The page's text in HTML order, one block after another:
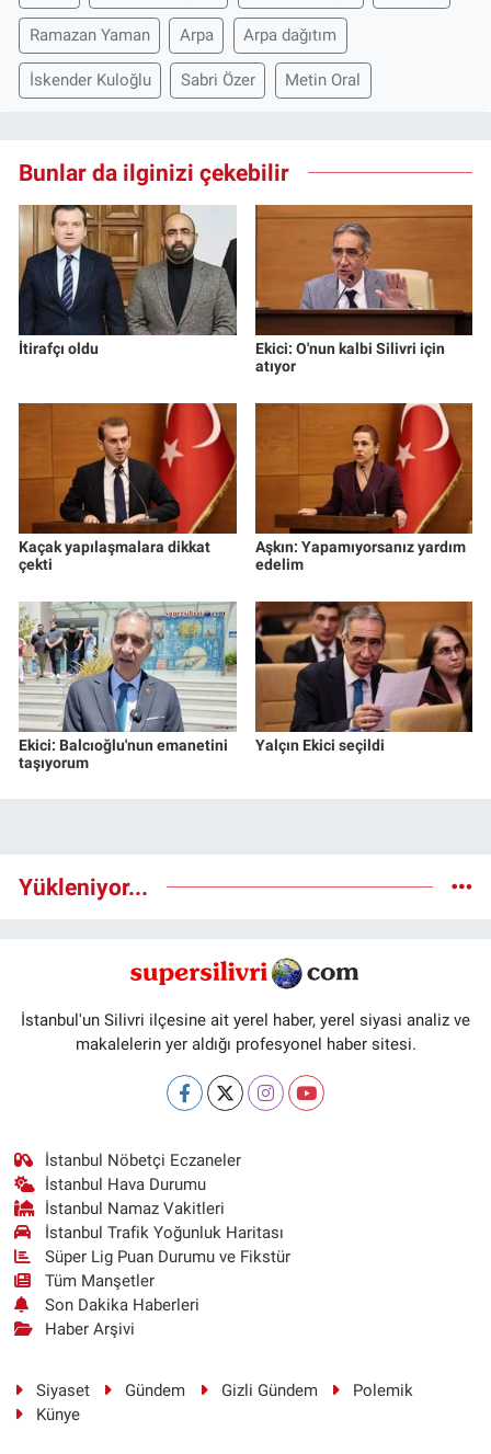
Ramazan Yaman Arpa Arpa dağıtım
İskender Kuloğlu Sabri Özer Metin Oral
Bunlar da ilginizi çekebilir
İtirafçı oldu
Ekici: O'nun kalbi Silivri için
atıyor
Kaçak yapılaşmalara dikkat
çekti
Aşkın: Yapamıyorsanız yardım
edelim
Ekici: Balcıoğlu'nun emanetini
taşıyorum
Yalçın Ekici seçildi
Yükleniyor...
İstanbul'un Silivri ilçesine ait yerel haber, yerel siyasi analiz ve
makalelerin yer aldığı profesyonel haber sitesi.
İstanbul Nöbetçi Eczaneler
İstanbul Hava Durumu
İstanbul Namaz Vakitleri
İstanbul Trafik Yoğunluk Haritası
Süper Lig Puan Durumu ve Fikstür
Tüm Manşetler
Son Dakika Haberleri
Haber Arşivi
Siyaset Gündem Gizli Gündem
Polemik
Künye